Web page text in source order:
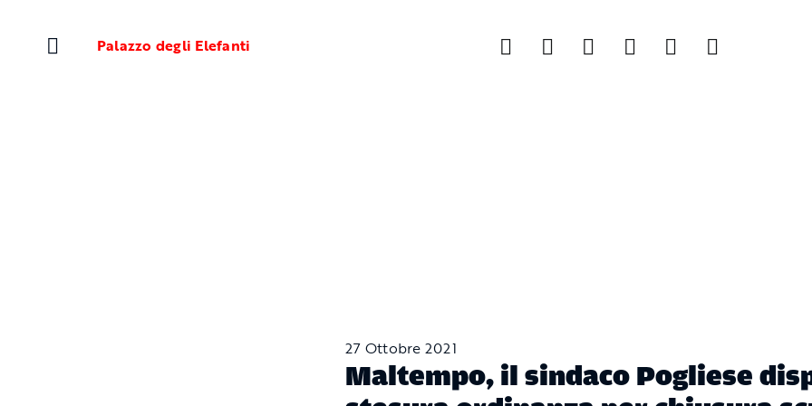
contenuto
Palazzo degli Elefanti
27 Ottobre 2021
Maltempo, il sindaco Pogliese